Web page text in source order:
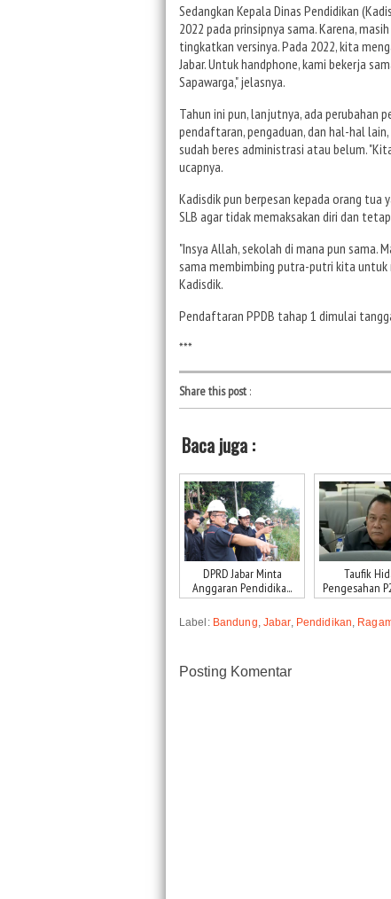
Sedangkan Kepala Dinas Pendidikan
2022 pada prinsipnya sama. Karena,
tingkatkan versinya. Pada 2022, kita
Jabar. Untuk handphone, kami bekerja
Sapawarga," jelasnya.
Tahun ini pun, lanjutnya, ada perubahan
pendaftaran, pengaduan, dan hal-hal
sudah beres administrasi atau belum.
ucapnya.
Kadisdik pun berpesan kepada orang
SLB agar tidak memaksakan diri dan
"Insya Allah, sekolah di mana pun sama.
sama membimbing putra-putri kita untuk
Kadisdik.
Pendaftaran PPDB tahap 1 dimulai
***
Share this post:
Baca juga :
DPRD Jabar Minta
Anggaran Pendidika...
Taufik
Pengesahan
Label: Bandung Jabar, Pendidikan
Posting Komentar